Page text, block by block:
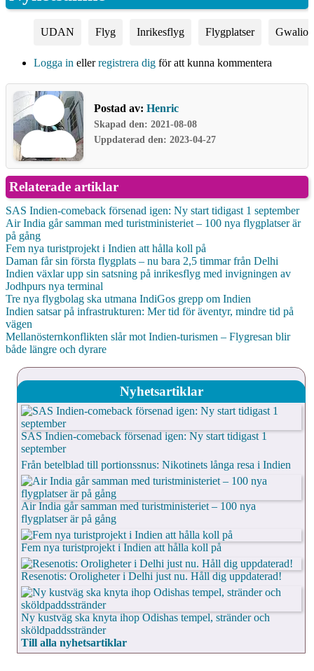
UDAN Flyg Inrikesflyg Flygplatser Gwalior
Logga in ellerregistrera dig för att kunna kommentera
Postad av: Henric
Skapad den: 2021-08-08
Uppdaterad den: 2023-04-27
Relaterade artiklar
SAS Indien-comeback försenad igen: Ny start tidigast 1 september
Air India går samman med turistministeriet – 100 nya flygplatser är
på gång
Fem nya turistprojekt i Indien att hålla koll på
Daman får sin första flygplats – nu bara 2,5 timmar från Delhi
Indien växlar upp sin satsning på inrikesflyg med invigningen av
Jodhpurs nya terminal
Tre nya flygbolag ska utmana IndiGos grepp om Indien
Indien satsar på infrastrukturen: Mer tid för äventyr, mindre tid på
vägen
Mellanösternkonflikten slår mot Indien-turismen – Flygresan blir
både längre och dyrare
Nyhetsartiklar
SAS Indien-comeback försenad igen: Ny start tidigast 1
september
Från betelblad till portionssnus: Nikotinets långa resa i Indien
Air India går samman med turistministeriet – 100 nya
flygplatser är på gång
Fem nya turistprojekt i Indien att hålla koll på
Resenotis: Oroligheter i Delhi just nu. Håll dig uppdaterad!
Ny kustväg ska knyta ihop Odishas tempel, stränder och
sköldpaddsstränder
Till alla nyhetsartiklar